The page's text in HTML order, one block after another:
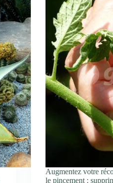
Augmentez votre
le pincement :